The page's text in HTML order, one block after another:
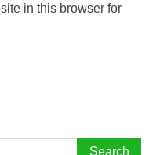
in this browser for